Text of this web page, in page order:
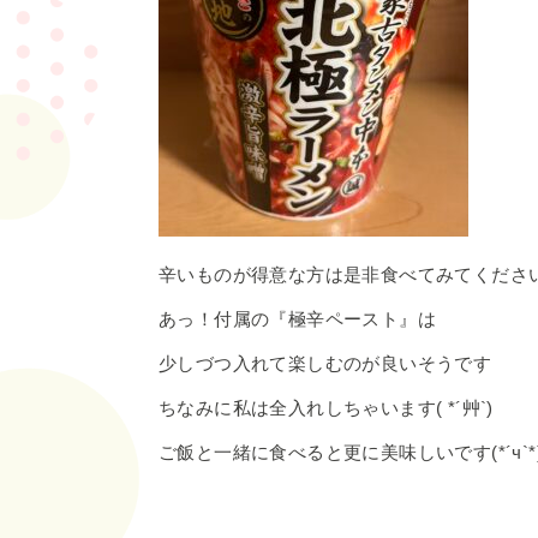
辛いものが得意な方は是非食べてみてくださ
あっ！付属の『極辛ペースト』は
少しづつ入れて楽しむのが良いそうです
ちなみに私は全入れしちゃいます( *´艸`)
ご飯と一緒に食べると更に美味しいです